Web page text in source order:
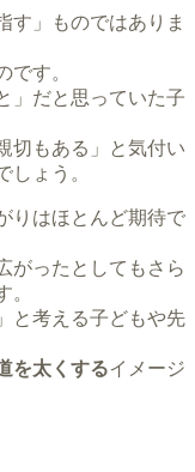
す」ものではありま
です。
」だと思っていた子
切もある」
と気付い
しょう。
りはほとんど期待で
がったとしてもさら
。
と考える子どもや先
を太くするイメージ